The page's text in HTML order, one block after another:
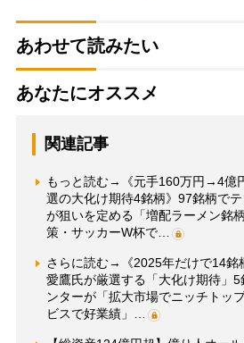
あわせて読みたい
あなたにオススメ
関連記事
もっと読む→《元手160万円→4億
選の大化け期待4銘柄》97銘柄で
が狙いを定める「増配ラーメン銘
策・サッカーW杯で…
さらに読む→《2025年だけで14銘
愛鷹氏が厳選する「大化け期待」
ンターが「拡大市場でニッチトッ
ビスで好業績」…